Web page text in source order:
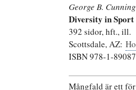
George B.
Diversity in
392 sidor, hft., ill.
Scottsdale, AZ:
ISBN 978-1-
Mångfald är ett